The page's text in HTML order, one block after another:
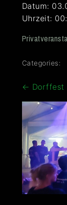
Datum:
Uhrzeit:
Categories:
← Dorffest